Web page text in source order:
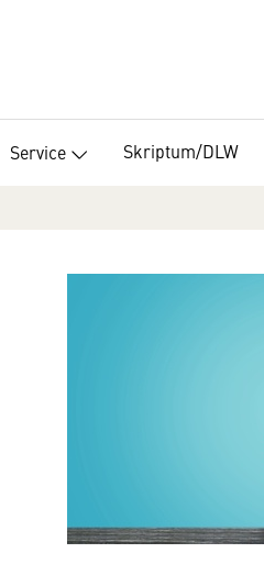
Service Skriptum/DLW